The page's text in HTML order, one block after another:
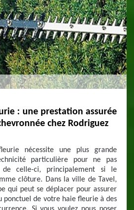
: une prestation assurée
chez Rodriguez
nécessite une plus grande
particulière pour ne pas
de celle-ci, principalement si le
clôture. Dans la ville de Tavel,
qui peut se déplacer pour assurer
ponctuel de votre haie fleurie à des